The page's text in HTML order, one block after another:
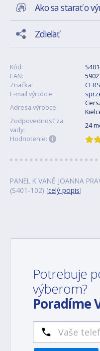
Ako sa starať o
Zdieľať
Kód:
EAN:
Značka:
E-mail výrobce:
Adresa výrobce:
Zodpovednosť za
vady:
24
Hodnotenie:
PANEL K VANĚ JOANNA
(S401-102) (celý popis)
Potrebuje
výberom?
Poradíme